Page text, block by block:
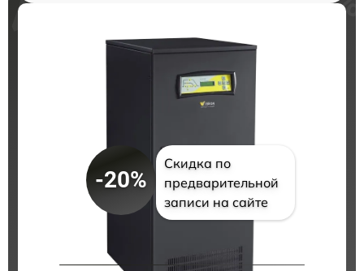
-20%
Скидка по
предварительной
записи на сайте